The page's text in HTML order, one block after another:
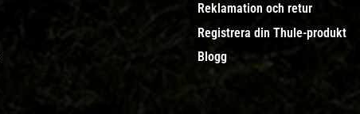
Reklamation och retur
Registrera din Thule-produkt
Blogg